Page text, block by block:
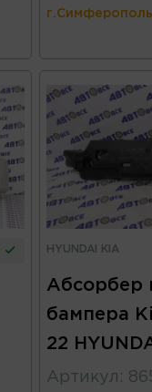
HYUNDAI KIA
Абсорбер
бампера
22
Артикул :